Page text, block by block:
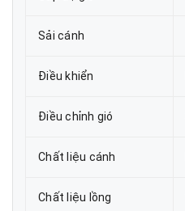
Sải cánh
Điều khiển
Điều chỉnh gió
Chất liệu cánh
Chất liệu lồng